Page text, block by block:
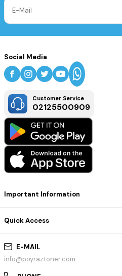
E-MAIL
info@poyraztoner.com
Important Information
Quick Access
Social Media
Customer Service
02125500909